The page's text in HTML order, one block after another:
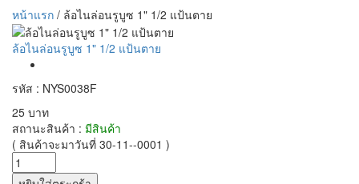
หน้าแรก / ล้อไนล่อนรูบูซ 1" 1/2 แป้นตาย
ล้อไนล่อนรูบูซ 1" 1/2 แป้นตาย
รหัส : NYS0038F
25 บาท
สถานะสินค้า : มีสินค้า
( สินค้าจะมาวันที่ 30-11--0001 )